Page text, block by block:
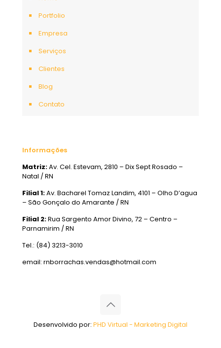
Portfolio
Empresa
Serviços
Clientes
Blog
Contato
Informações
Matriz:Av. Cel. Estevam, 2810 – Dix Sept Rosado –
Natal / RN
Filial 1:Av. Bacharel Tomaz Landim, 4101 – Olho D’agua
– São Gonçalo do Amarante / RN
Filial 2:Rua Sargento Amor Divino, 72 – Centro –
Parnamirim / RN
Tel.: (84) 3213-3010
email: rnborrachas.vendas@hotmail.com
Desenvolvido por: PHD Virtual - Marketing Digital